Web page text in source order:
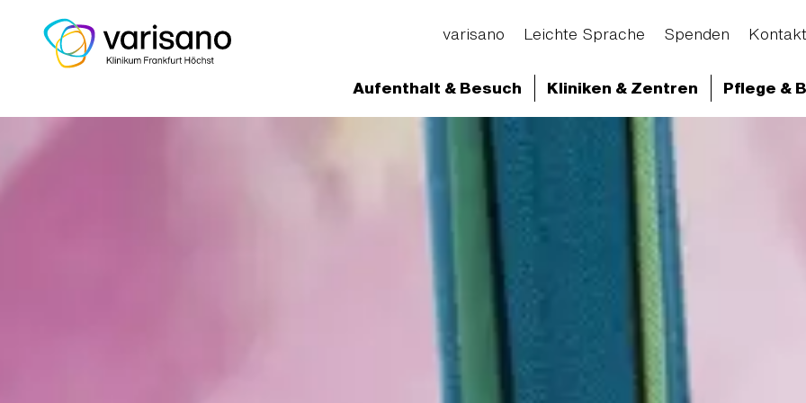
varisano Leichte Sprache Spenden Kontakt
Aufenthalt & Besuch Kliniken & Zentren Pflege &
Klinikum Frankfurt Höchst